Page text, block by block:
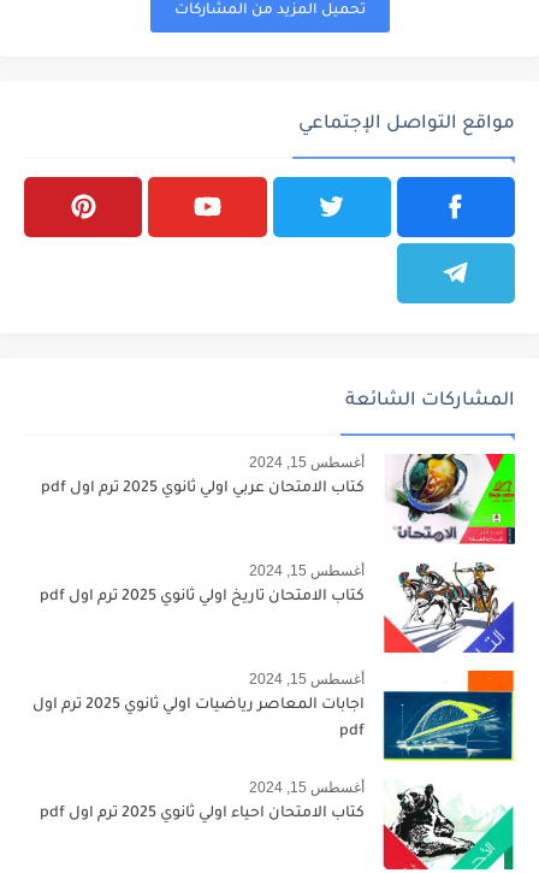
تحميل المزيد من المشاركات
مواقع التواصل الإجتماعي
المشاركات الشائعة
أغسطس 15, 2024
كتاب الامتحان عربي اولي ثانوي 2025 ترم اول pdf
أغسطس 15, 2024
كتاب الامتحان تاريخ اولي ثانوي 2025 ترم اول pdf
أغسطس 15, 2024
اجابات المعاصر رياضيات اولي ثانوي 2025 ترم اول
pdf
أغسطس 15, 2024
كتاب الامتحان احياء اولي ثانوي 2025 ترم اول pdf